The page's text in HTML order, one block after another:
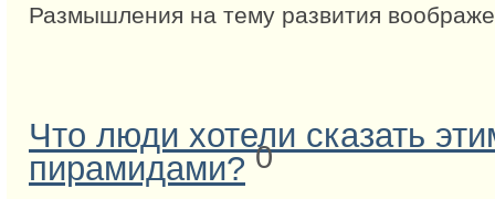
Размышления на тему развития
Что люди хотели сказать
пирамидами? 0